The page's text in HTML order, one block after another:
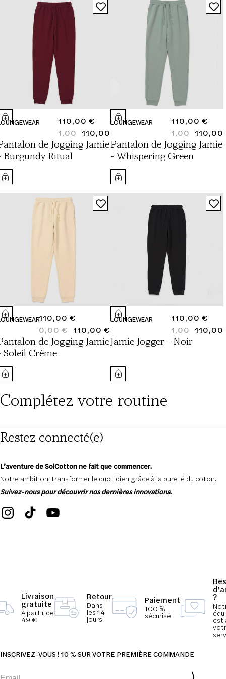
de Jogging Jamie
Burgundy Ritual
PRIX
NORMAL
110,00 €
PRIX
NORMAL
1,00
PRIX
SOLDÉ
110,00
LOUNGEWEAR
Pantalon de Jogging Jamie
- Whispering Green
PRIX
NORMAL
110,00 €
PRIX
NORMAL
1,00
PRIX
SOLDÉ
110,00
de Jogging Jamie
Soleil Crème
PRIX
NORMAL
110,00 €
PRIX
NORMAL
0,00 €
PRIX
SOLDÉ
110,00 €
LOUNGEWEAR
Jamie Jogger - Noir
PRIX
NORMAL
110,00 €
PRIX
NORMAL
1,00
PRIX
SOLDÉ
110,00
Complétez votre routine
Restez connecté(e)
L’aventure de SolCotton ne fait que commencer.
Notre ambition: transformer le quotidien grâce à la pureté du coton.
Suivez-nous pour découvrir nos dernières innovations.
Livraison
gratuite
À partir de
49 €
Retour
Dans
les 14
jours
Paiement
100 %
sécurisé
?
est
INSCRIVEZ-VOUS ! 10 % SUR VOTRE PREMIÈRE COMMANDE